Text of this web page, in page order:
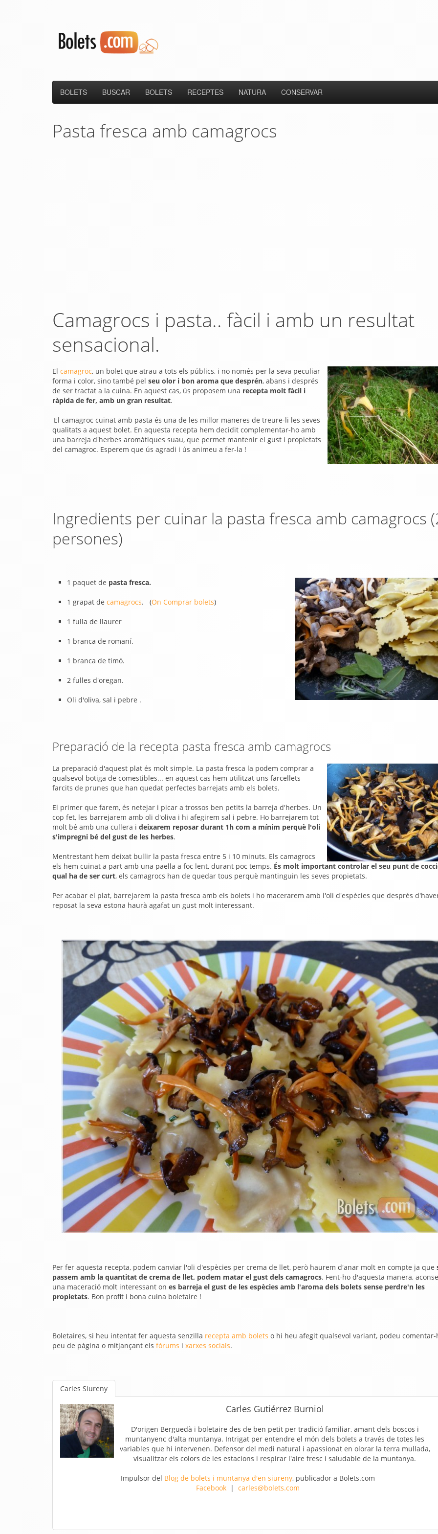
BOLETS BUSCAR BOLETS RECEPTES NATURA CONSERVAR
Pasta fresca amb camagrocs
Camagrocs i pasta.. fàcil i amb un resultat
sensacional.
El camagroc, un bolet que atrau a tots els públics, i no només per la seva peculiar
forma i color, sino també pel seu olor i bon aroma que desprén, abans i després
de ser tractat a la cuina. En aquest cas, ús proposem una recepta molt fàcil i
ràpida de fer, amb un gran resultat.
El camagroc cuinat amb pasta és una de les millor maneres de treure-li les seves
qualitats a aquest bolet. En aquesta recepta hem decidit complementar-ho amb
una barreja d'herbes aromàtiques suau, que permet mantenir el gust i propietats
del camagroc. Esperem que ús agradi i ús animeu a fer-la !
Ingredients per cuinar la pasta fresca amb camagrocs
persones)
1 paquet de pasta fresca.
1 grapat de camagrocs. (On Comprar bolets)
1 fulla de llaurer
1 branca de romaní.
1 branca de timó.
2 fulles d'oregan.
Oli d'oliva, sal i pebre .
Preparació de la recepta pasta fresca amb camagrocs
La preparació d'aquest plat és molt simple. La pasta fresca la podem comprar a
qualsevol botiga de comestibles... en aquest cas hem utilitzat uns farcellets
farcits de prunes que han quedat perfectes barrejats amb els bolets.
El primer que farem, és netejar i picar a trossos ben petits la barreja d'herbes. Un
cop fet, les barrejarem amb oli d'oliva i hi afegirem sal i pebre. Ho barrejarem tot
molt bé amb una cullera i deixarem reposar durant 1h com a mínim perquè l'oli
s'impregni bé del gust de les herbes.
Mentrestant hem deixat bullir la pasta fresca entre 5 i 10 minuts. Els camagrocs
els hem cuinat a part amb una paella a foc lent, durant poc temps. És molt important controlar el seu punt de
qual ha de ser curt, els camagrocs han de quedar tous perquè mantinguin les seves propietats.
Per acabar el plat, barrejarem la pasta fresca amb els bolets i ho macerarem amb l'oli d'espècies que després
reposat la seva estona haurà agafat un gust molt interessant.
Per fer aquesta recepta, podem canviar l'oli d'espècies per crema de llet, però haurem d'anar molt en compte ja que
passem amb la quantitat de crema de llet, podem matar el gust dels camagrocs. Fent-ho d'aquesta manera,
una maceració molt interessant on es barreja el gust de les espècies amb l'aroma dels bolets sense perdre'n les
propietats. Bon profit i bona cuina boletaire !
Boletaires, si heu intentat fer aquesta senzilla recepta amb bolets o hi heu afegit qualsevol variant, podeu comentar-
peu de pàgina o mitjançant els fòrums i xarxes socials.
Carles Siureny
Carles Gutiérrez Burniol
D'origen Berguedà i boletaire des de ben petit per tradició familiar, amant dels boscos i
muntanyenc d'alta muntanya. Intrigat per entendre el món dels bolets a través de totes les
variables que hi intervenen. Defensor del medi natural i apassionat en olorar la terra mullada,
visualitzar els colors de les estacions i respirar l'aire fresc i saludable de la muntanya.
Impulsor del Blog de bolets i muntanya d'en siureny, publicador a Bolets.com
Facebook | carles@bolets.com